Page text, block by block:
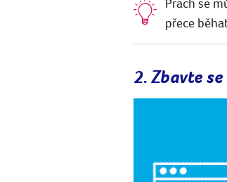
Prach se
přece
2. Zbavte